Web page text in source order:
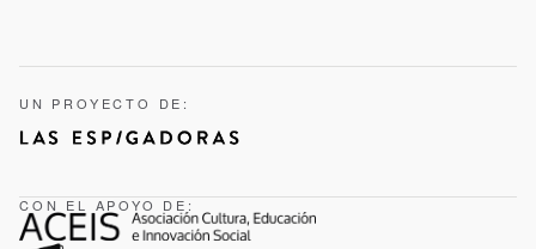
UN PROYECTO DE:
CON EL APOYO DE: